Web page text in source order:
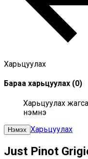
Харьцуулах
Бараа харьцуулах (0)
Харьцуулах
нэмнэ үү
Нэмэх Харьцуулах
Just Pinot